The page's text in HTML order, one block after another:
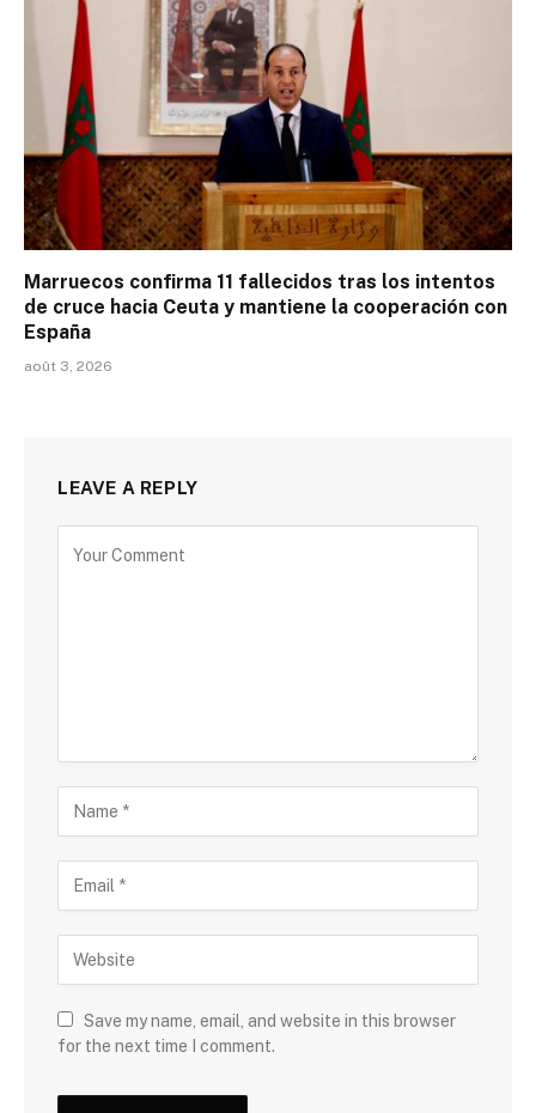
Marruecos confirma 11 fallecidos tras los intentos
de cruce hacia Ceuta y mantiene la cooperación con
España
août 3, 2026
LEAVE A REPLY
Save my name, email, and website in this browser
for the next time I comment.